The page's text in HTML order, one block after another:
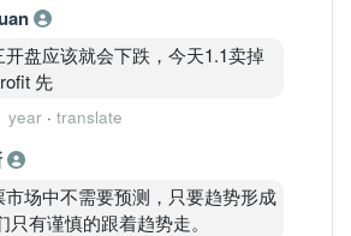
开盘应该就会下跌，今天1.1卖掉
先
year · translate
市场中不需要预测，只要趋势形成
只有谨慎的跟着趋势走。